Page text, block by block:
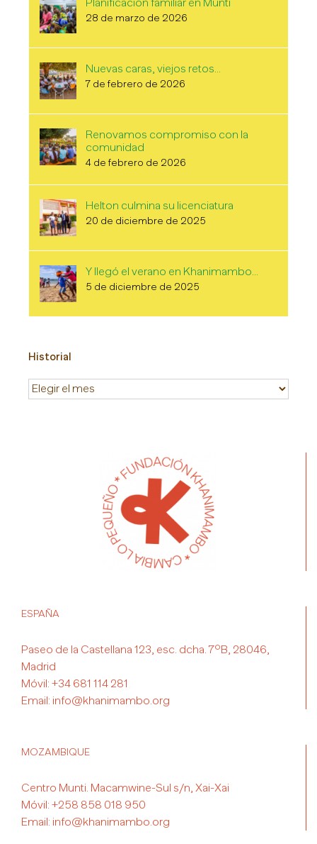
28 de marzo de 2026
Nuevas caras, viejos retos…
7 de febrero de 2026
Renovamos compromiso con la
comunidad
4 de febrero de 2026
Helton culmina su licenciatura
20 de diciembre de 2025
Y llegó el verano en Khanimambo…
5 de diciembre de 2025
Historial
Historial
ESPAÑA
Paseo de la Castellana 123, esc. dcha. 7ºB, 28046,
Madrid
Móvil: +34 681 114 281
Email: info@khanimambo.org
MOZAMBIQUE
Centro Munti. Macamwine-Sul s/n, Xai-Xai
Móvil: +258 858 018 950
Email: info@khanimambo.org